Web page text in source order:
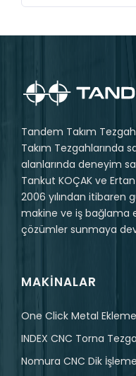
Tandem Takım
Takım Tezgahlarında
alanlarında deneyim
Tankut KOÇAK ve
2006 yılından itibaren
makine ve iş bağlama
çözümler sunmaya
MAKINALAR
One Click Metal
INDEX CNC Torna
Nomura CNC Dik